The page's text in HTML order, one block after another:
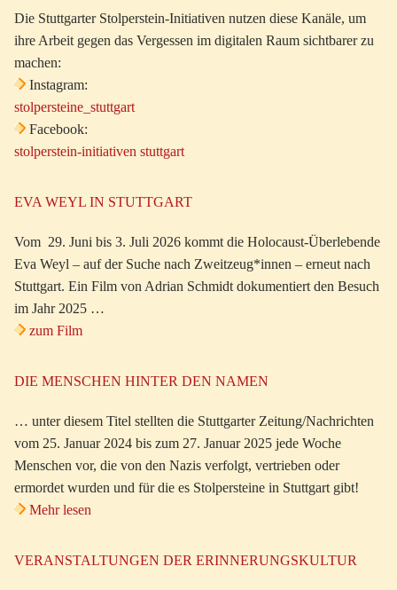
Die Stuttgarter Stolperstein-Initiativen nutzen diese Kanäle, um
ihre Arbeit gegen das Vergessen im digitalen Raum sichtbarer zu
machen:
Instagram:
stolpersteine_stuttgart
Facebook:
stolperstein-initiativen stuttgart
EVA WEYL IN STUTTGART
Vom 29. Juni bis 3. Juli 2026 kommt die Holocaust-Überlebende
Eva Weyl – auf der Suche nach Zweitzeug*innen – erneut nach
Stuttgart. Ein Film von Adrian Schmidt dokumentiert den Besuch
im Jahr 2025 …
zum Film
DIE MENSCHEN HINTER DEN NAMEN
… unter diesem Titel stellten die Stuttgarter Zeitung/Nachrichten
vom 25. Januar 2024 bis zum 27. Januar 2025 jede Woche
Menschen vor, die von den Nazis verfolgt, vertrieben oder
ermordet wurden und für die es Stolpersteine in Stuttgart gibt!
Mehr lesen
VERANSTALTUNGEN DER ERINNERUNGSKULTUR